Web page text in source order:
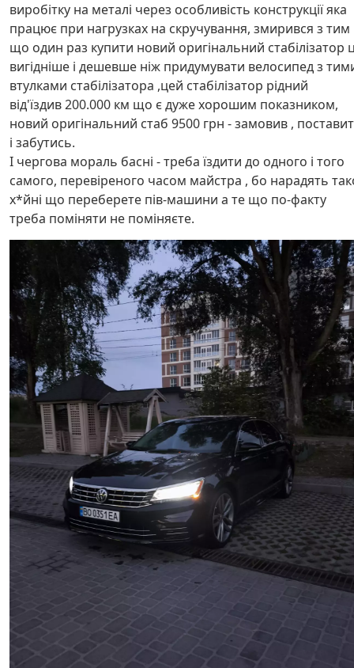
виробітку на металі через особливість конструкції яка
працює при нагрузках на скручування, змирився з тим
що один раз купити новий оригінальний стабілізатор
вигідніше і дешевше ніж придумувати велосипед з
втулками стабілізатора ,цей стабілізатор рідний
від'їздив 200.000 км що є дуже хорошим показником,
новий оригінальний стаб 9500 грн - замовив ,
і забутись.
І чергова мораль басні - треба їздити до одного і того
самого, перевіреного часом майстра , бо нарадять
х*йні що переберете пів-машини а те що по-факту
треба поміняти не поміняєте.